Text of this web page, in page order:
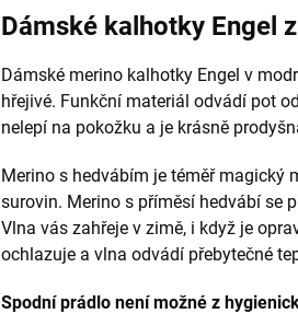
Dámské kalhotky Engel
Dámské merino kalhotky Engel v
hřejivé. Funkční materiál odvádí pot
nelepí na pokožku a je krásně
Merino s hedvábím je téměř magický
surovin. Merino s příměsí hedvábí se
Vlna vás zahřeje v zimě, i když je
ochlazuje a vlna odvádí přebytečné
Spodní prádlo není možné z